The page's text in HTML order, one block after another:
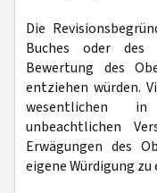
Die
Buches oder des
Bewertung des
entziehen würden.
wesentlichen
unbeachtlichen
Erwägungen des
eigene Würdigung zu